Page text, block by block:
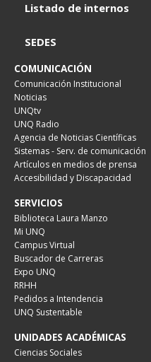
Listado de internos
SEDES
COMUNICACIÓN
Comunicación Institucional
Noticias
UNQtv
UNQ Radio
Agencia de Noticias Científicas
Sistemas - Serv. de comunicación
Artículos en medios de prensa
Accesibilidad y Discapacidad
SERVICIOS
Biblioteca Laura Manzo
Mi UNQ
Campus Virtual
Buscador de Carreras
Expo UNQ
RRHH
Pedidos a Intendencia
UNQ Sustentable
UNIDADES ACADÉMICAS
Ciencias Sociales